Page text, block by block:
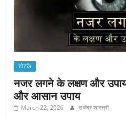
टोटके
नजर लगने के लक्षण और
और आसान उपाय
March 22, 2026 राजेंद्र शास्त्री